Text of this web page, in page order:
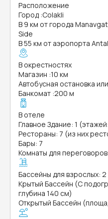
Расположение
Город :Colakli
В 9 км от города
Side
В 55 км от аэропорта
В окрестностях
Магазин :10 км
Автобусная остановка
Банкомат :200 м
В отеле
Главное Здание: 1
Рестораны: 7 (из них
Бары: 7
Комнаты для
Бассейны для взрослых: 2
Крытый Бассейн (С
глубина 140 см)
Открытый Бассейн